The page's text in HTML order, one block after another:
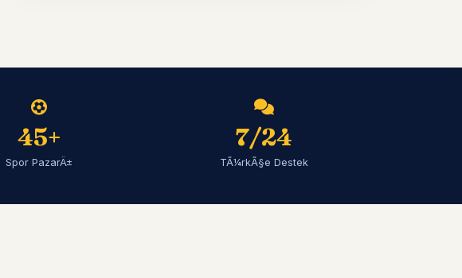
45+
Spor PazarÄ±
7/24
TÃ¼rkÃ§e Destek